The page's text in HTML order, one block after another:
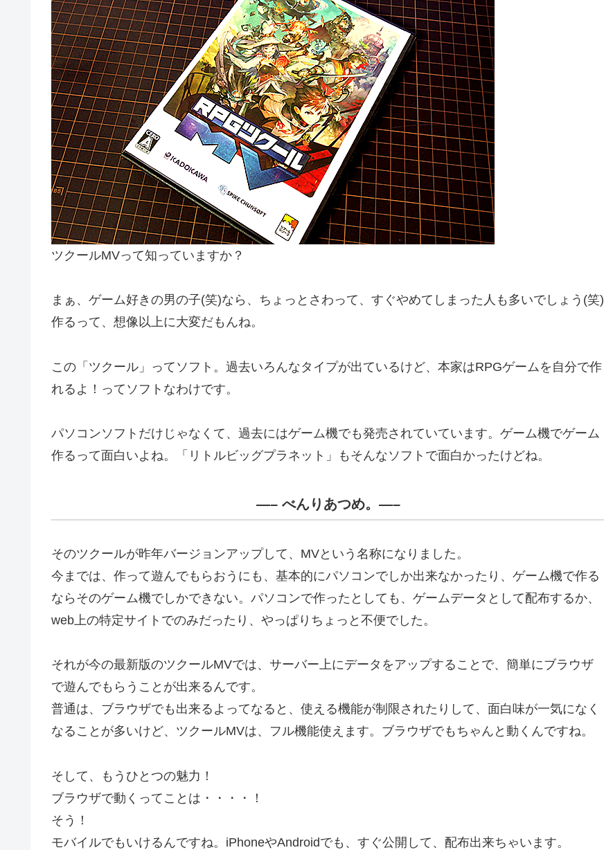
ツクールMVって知っていますか？
まぁ、ゲーム好きの男の子(笑)なら、ちょっとさわって、すぐやめてしまった人も多いでしょう(笑)
作るって、想像以上に大変だもんね。
この「ツクール」ってソフト。過去いろんなタイプが出ているけど、本家はRPGゲームを自分で作
れるよ！ってソフトなわけです。
パソコンソフトだけじゃなくて、過去にはゲーム機でも発売されていています。ゲーム機でゲーム
作るって面白いよね。「リトルビッグプラネット」もそんなソフトで面白かったけどね。
—– べんりあつめ。—–
そのツクールが昨年バージョンアップして、MVという名称になりました。
今までは、作って遊んでもらおうにも、基本的にパソコンでしか出来なかったり、ゲーム機で作る
ならそのゲーム機でしかできない。パソコンで作ったとしても、ゲームデータとして配布するか、
web上の特定サイトでのみだったり、やっぱりちょっと不便でした。
それが今の最新版のツクールMVでは、サーバー上にデータをアップすることで、簡単にブラウザ
で遊んでもらうことが出来るんです。
普通は、ブラウザでも出来るよってなると、使える機能が制限されたりして、面白味が一気になく
なることが多いけど、ツクールMVは、フル機能使えます。ブラウザでもちゃんと動くんですね。
そして、もうひとつの魅力！
ブラウザで動くってことは・・・・！
そう！
モバイルでもいけるんですね。iPhoneやAndroidでも、すぐ公開して、配布出来ちゃいます。